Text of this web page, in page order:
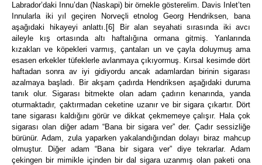
Labrador’daki Innu’dan (Naskapi) bir örnekle gösterelim. Davis Inlet’ten
Innularla iki yıl geçiren Norveçli etnolog Georg Hendriksen, bana
aşağıdaki hikayeyi anlattı. [6]
Bir alan seyahati sırasında iki avcı
aileyle kış ortasında altı haftalığına ormana gitmiş. Yanlarında
kızakları ve köpekleri varmış, çantaları un ve çayla doluymuş ama
esasen erkekler tüfeklerle avlanmaya çıkıyormuş. Kırsal kesimde dört
haftadan sonra av iyi gidiyordu ancak adamlardan birinin sigarası
azalmaya başladı.
Bir akşam çadırda Hendriksen aşağıdaki duruma
tanık olur.
Sigarası bitmekte olan adam çadırın kenarında, yanda
oturmaktadır, çaktırmadan ceketine uzanır ve bir sigara çıkartır. Dört
tane sigarası kaldığını görür ve dikkat çekmemeye çalışır. Hala çok
sigarası olan diğer adam “Bana bir sigara ver” der. Çadır sessizliğe
bürünür. Adam, zula yaparken yakalandığından dolayı biraz mahcup
olmuştur. Diğer adam “Bana bir sigara ver” diye tekrarlar. Adam
çekingen bir mimikle içinden bir dal sigara uzanmış olan paketi ona